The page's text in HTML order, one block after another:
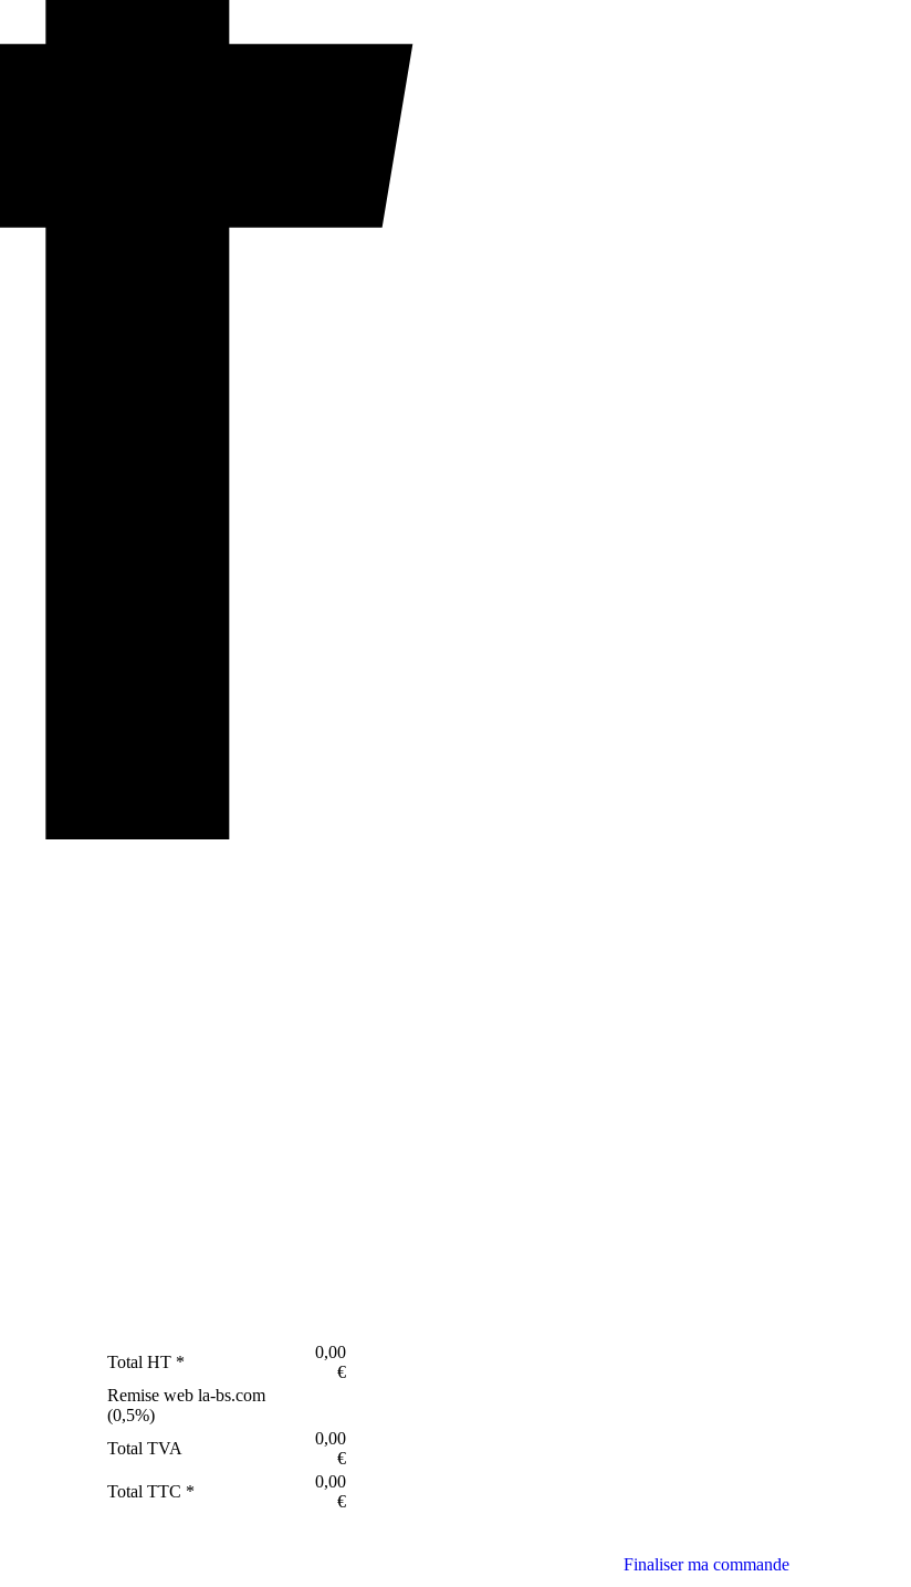
Total HT *
0,00
€
Remise web la-bs.com
(0,5%)
Total TVA
0,00
€
Total TTC *
0,00
€
Finaliser ma commande